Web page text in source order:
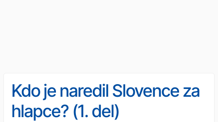
Kdo je naredil Slovence za
hlapce? (1. del)